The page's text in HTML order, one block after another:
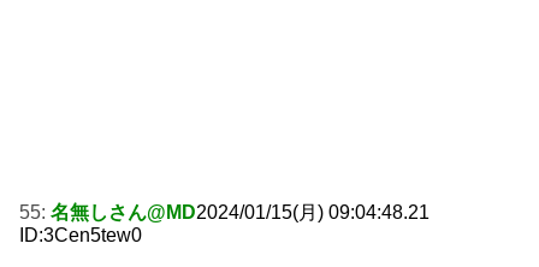
55: 名無しさん@MD2024/01/15(月) 09:04:48.21
ID:3Cen5tew0